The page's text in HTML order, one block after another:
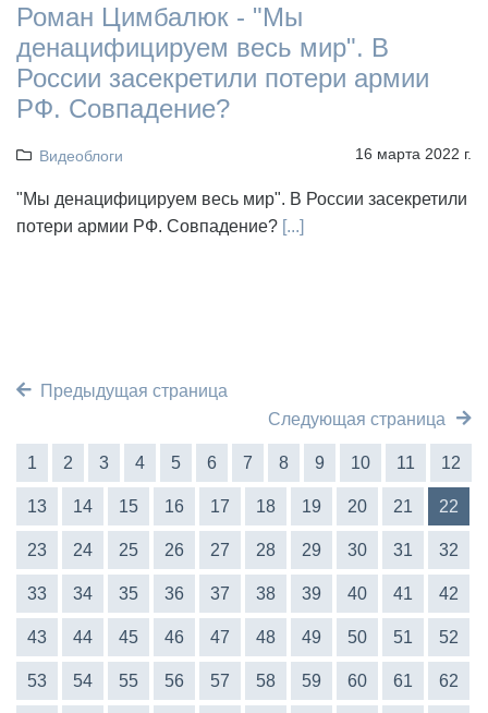
Роман Цимбалюк - "Мы
денацифицируем весь мир". В
России засекретили потери армии
РФ. Совпадение?
Видеоблоги 16 марта 2022 г.
"Мы денацифицируем весь мир". В России засекретили
потери армии РФ. Совпадение? [...]
Предыдущая страница
Следующая страница
1 2 3 4 5 6 7 8 9 10 11 12
13 14 15 16 17 18 19 20 21 22
23 24 25 26 27 28 29 30 31 32
33 34 35 36 37 38 39 40 41 42
43 44 45 46 47 48 49 50 51 52
53 54 55 56 57 58 59 60 61 62